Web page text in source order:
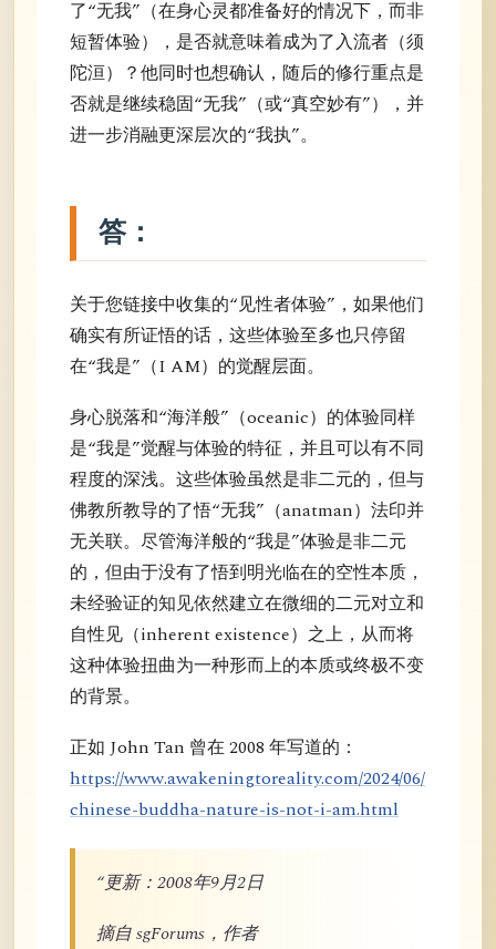
了“无我”（在身心灵都准备好的情况下，而非
短暂体验），是否就意味着成为了入流者（须
陀洹）？他同时也想确认，随后的修行重点是
否就是继续稳固“无我”（或“真空妙有”），并
进一步消融更深层次的“我执”。
答：
关于您链接中收集的“见性者体验”，如果他们
确实有所证悟的话，这些体验至多也只停留
在“我是”（I AM）的觉醒层面。
身心脱落和“海洋般”（oceanic）的体验同样
是“我是”觉醒与体验的特征，并且可以有不同
程度的深浅。这些体验虽然是非二元的，但与
佛教所教导的了悟“无我”（anatman）法印并
无关联。尽管海洋般的“我是”体验是非二元
的，但由于没有了悟到明光临在的空性本质，
未经验证的知见依然建立在微细的二元对立和
自性见（inherent existence）之上，从而将
这种体验扭曲为一种形而上的本质或终极不变
的背景。
正如 John Tan 曾在 2008 年写道的：
https://www.awakeningtoreality.com/2024/06/
chinese-buddha-nature-is-not-i-am.html
“更新：2008年9月2日
摘自 sgForums，作者